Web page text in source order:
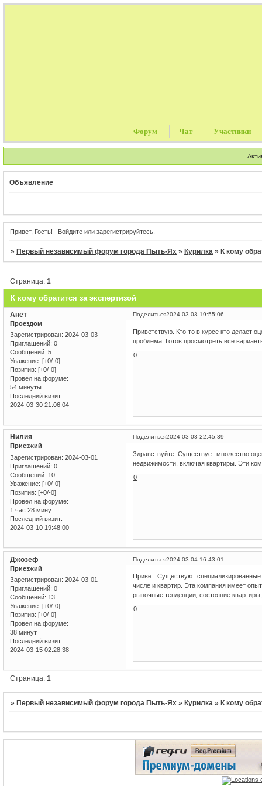
Форум Чат Участники
Объявление
Привет, Гость! Войдитеили зарегистрируйтесь.
»Первый независимый форум города Пыть-Ях »Курилка »К кому
К кому обратится за экспертизой
Страница:1
Поделиться2024-03-03 19:55:06
Анет
Проездом
Зарегистрирован: 2024-03-03
Приглашений: 0
Сообщений: 5
Уважение: [+0/-0]
Позитив: [+0/-0]
Провел на форуме:
54 минуты
Последний визит:
2024-03-30 21:06:04
Приветствую. Кто-то в курсе кто делает
проблема. Готов просмотреть все
0
Поделиться2024-03-03 22:45:39
Нилия
Приезжий
Зарегистрирован: 2024-03-01
Приглашений: 0
Сообщений: 10
Уважение: [+0/-0]
Позитив: [+0/-0]
Провел на форуме:
1 час 28 минут
Последний визит:
2024-03-10 19:48:00
Здравствуйте. Существует множество
недвижимости, включая квартиры. Эти
0
Поделиться2024-03-04 16:43:01
Джозеф
Приезжий
Зарегистрирован: 2024-03-01
Приглашений: 0
Сообщений: 13
Уважение: [+0/-0]
Позитив: [+0/-0]
Провел на форуме:
38 минут
Последний визит:
2024-03-15 02:28:38
Привет. Существуют
числе и квартир. Эта компания имеет
рыночные тенденции, состояние
0
Страница:1
»Первый независимый форум города Пыть-Ях »Курилка »К кому